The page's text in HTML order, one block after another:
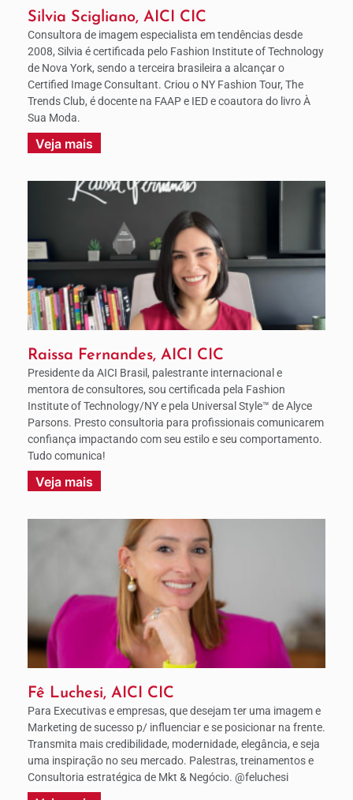
Silvia Scigliano, AICI CIC
Consultora de imagem especialista em tendências desde
2008, Silvia é certificada pelo Fashion Institute of Technology
de Nova York, sendo a terceira brasileira a alcançar o
Certified Image Consultant. Criou o NY Fashion Tour, The
Trends Club, é docente na FAAP e IED e coautora do livro À
Sua Moda.
Veja mais
Raissa Fernandes, AICI CIC
Presidente da AICI Brasil, palestrante internacional e
mentora de consultores, sou certificada pela Fashion
Institute of Technology/NY e pela Universal Style™ de Alyce
Parsons. Presto consultoria para profissionais comunicarem
confiança impactando com seu estilo e seu comportamento.
Tudo comunica!
Veja mais
Fê Luchesi, AICI CIC
Para Executivas e empresas, que desejam ter uma imagem e
Marketing de sucesso p/ influenciar e se posicionar na frente.
Transmita mais credibilidade, modernidade, elegância, e seja
uma inspiração no seu mercado. Palestras, treinamentos e
Consultoria estratégica de Mkt & Negócio. @feluchesi